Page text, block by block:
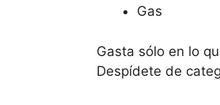
Gas
Gasta sólo en lo
Despídete de